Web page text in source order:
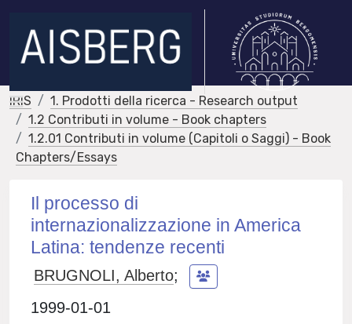
IRIS
1. Prodotti della ricerca - Research output
1.2 Contributi in volume - Book chapters
1.2.01 Contributi in volume (Capitoli o Saggi) - Book
Chapters/Essays
Il processo di
internazionalizzazione in America
Latina: tendenze recenti
BRUGNOLI, Alberto;
1999-01-01